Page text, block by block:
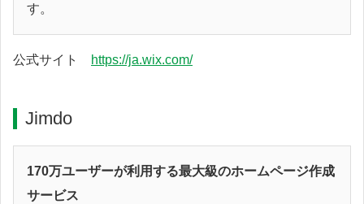
す。
公式サイト https://ja.wix.com/
Jimdo
170万ユーザーが利用する最大級のホームページ作成
サービス